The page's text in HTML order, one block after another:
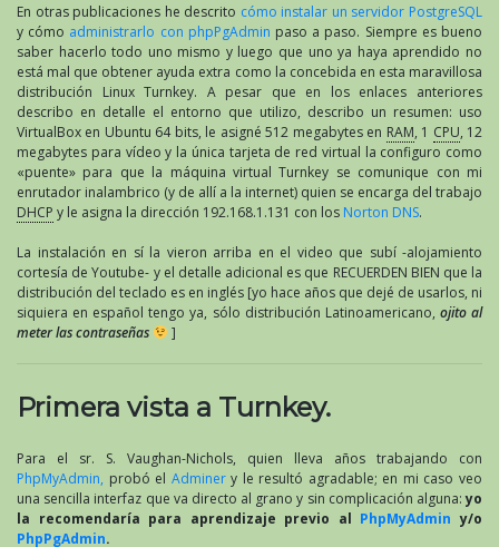
En otras publicaciones he descrito cómo instalar un servidor PostgreSQL
y cómo administrarlo con phpPgAdmin paso a paso. Siempre es bueno
saber hacerlo todo uno mismo y luego que uno ya haya aprendido no
está mal que obtener ayuda extra como la concebida en esta maravillosa
distribución Linux Turnkey. A pesar que en los enlaces anteriores
describo en detalle el entorno que utilizo, describo un resumen: uso
VirtualBox en Ubuntu 64 bits, le asigné 512 megabytes en RAM, 1 CPU, 12
megabytes para vídeo y la única tarjeta de red virtual la configuro como
«puente» para que la máquina virtual Turnkey se comunique con mi
enrutador inalambrico (y de allí a la internet) quien se encarga del trabajo
DHCP y le asigna la dirección 192.168.1.131 con los Norton DNS.
La instalación en sí la vieron arriba en el video que subí -alojamiento
cortesía de Youtube- y el detalle adicional es que RECUERDEN BIEN que la
distribución del teclado es en inglés [yo hace años que dejé de usarlos, ni
siquiera en español tengo ya, sólo distribución Latinoamericano, ojito al
meter las contraseñas
]
Primera vista a Turnkey.
Para el sr. S. Vaughan-Nichols, quien lleva años trabajando con
PhpMyAdmin, probó el Adminery le resultó agradable; en mi caso veo
una sencilla interfaz que va directo al grano y sin complicación alguna:yo
la recomendaría para aprendizaje previo al PhpMyAdmin y/o
PhpPgAdmin.